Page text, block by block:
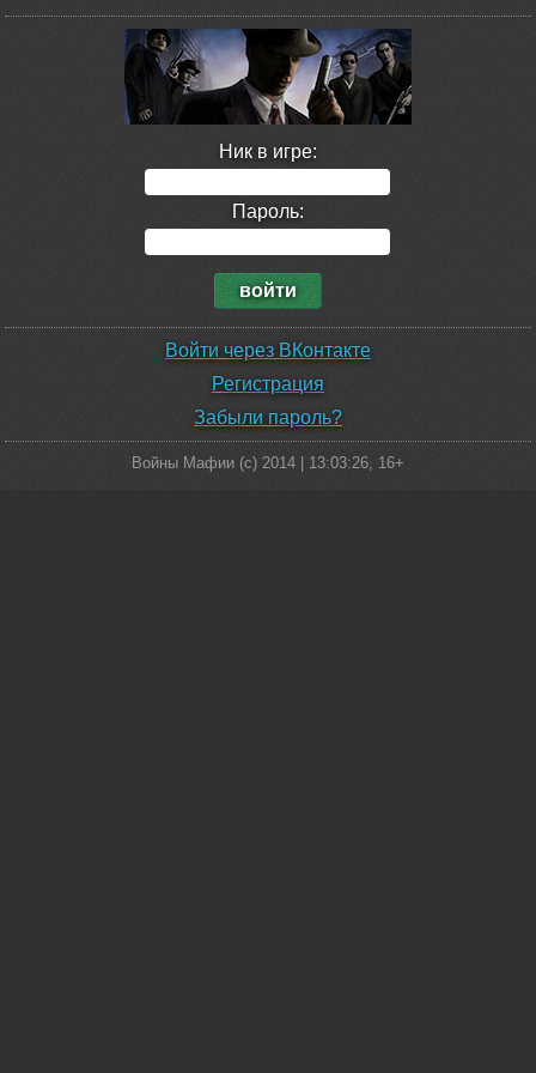
Ник в игре:
Пароль:
Войти через ВКонтакте
Регистрация
Забыли пароль?
Войны Мафии (c) 2014 | 13:03:26, 16+